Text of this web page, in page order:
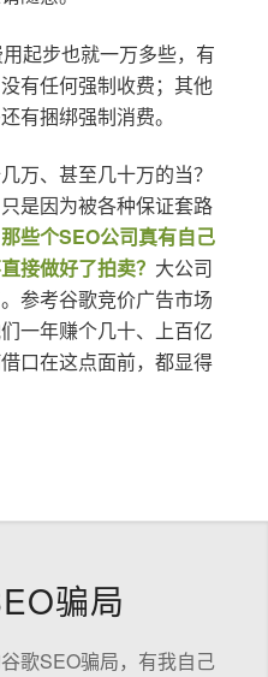
起步也就一万多些，有
有任何强制收费；其他
有捆绑强制消费。
万、甚至几十万的当？
是因为被各种保证套路
那些个SEO公司真有自己
接做好了拍卖？ 大公司
参考谷歌竞价广告市场
一年赚个几十、上百亿
口在这点面前，都显得
骗局
歌SEO骗局，有我自己